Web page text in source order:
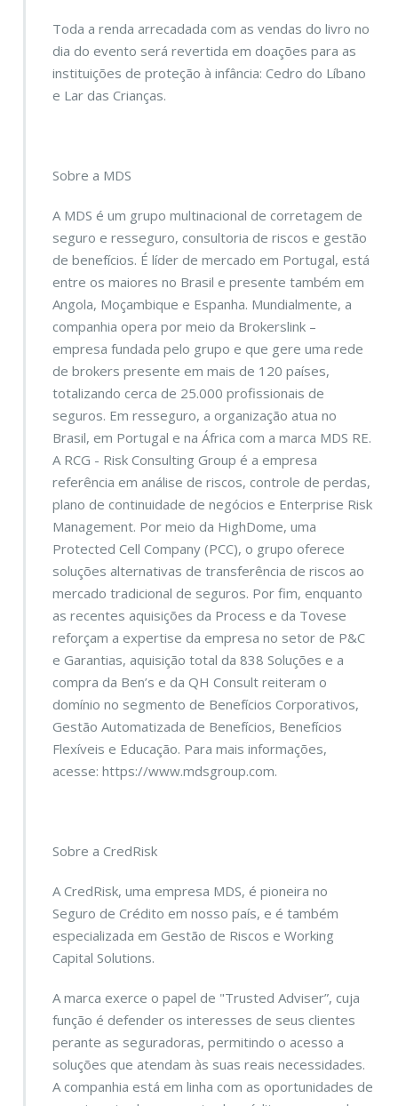
Toda a renda arrecadada com as vendas do livro no
dia do evento será revertida em doações para as
instituições de proteção à infância:Cedro do Líbano
e Lar das Crianças.
Sobre a MDS
A MDS é um grupo multinacional de corretagem de
seguro e resseguro, consultoria de riscos e gestão
de benefícios. É líder de mercado em Portugal, está
entre os maiores no Brasil e presente também em
Angola, Moçambique e Espanha. Mundialmente, a
companhia opera por meio da Brokerslink –
empresa fundada pelo grupo e que gere uma rede
de brokers presente em mais de 120 países,
totalizando cerca de 25.000 profissionais de
seguros. Em resseguro, a organização atua no
Brasil, em Portugal e na África com a marca MDS RE.
A RCG - Risk Consulting Group é a empresa
referência em análise de riscos, controle de perdas,
plano de continuidade de negócios e Enterprise Risk
Management. Por meio da HighDome, uma
Protected Cell Company (PCC), o grupo oferece
soluções alternativas de transferência de riscos ao
mercado tradicional de seguros. Por fim, enquanto
as recentes aquisições da Process e da Tovese
reforçam a expertise da empresa no setor de P&C
e Garantias, aquisição total da 838 Soluções e a
compra da Ben’s e da QH Consult reiteram o
domínio no segmento de Benefícios Corporativos,
Gestão Automatizada de Benefícios, Benefícios
Flexíveis e Educação. Para mais informações,
acesse:https://www.mdsgroup.com.
Sobre a CredRisk
A CredRisk, uma empresa MDS, é pioneira no
Seguro de Crédito em nosso país, e é também
especializada em Gestão de Riscos e Working
Capital Solutions.
A marca exerce o papel de "Trusted Adviser”, cuja
função é defender os interesses de seus clientes
perante as seguradoras, permitindo o acesso a
soluções que atendam às suas reais necessidades.
A companhia está em linha com as oportunidades de